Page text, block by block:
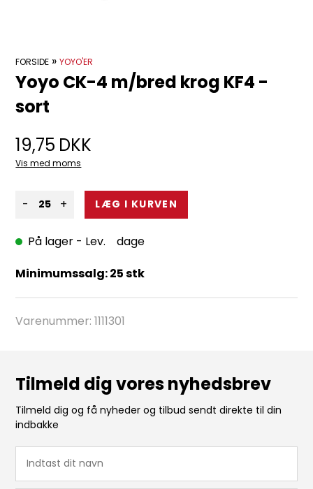
FORSIDE »YOYO'ER
Yoyo CK-4 m/bred krog KF4 -
sort
19,75 DKK
Vis med moms
- +
På lager - Lev. dage
Minimumssalg: 25 stk
Varenummer:1111301
Tilmeld dig vores nyhedsbrev
Tilmeld dig og få nyheder og tilbud sendt direkte til din
indbakke